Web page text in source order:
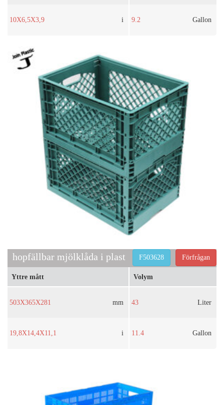
10X6,5X3,9 i 9.2 Gallon
hopfällbar mjölklåda i plast Förfrågan
F503628
Yttre mått
503X365X281 mm
19,8X14,4X11,1 i
Volym
43 Liter
11.4 Gallon